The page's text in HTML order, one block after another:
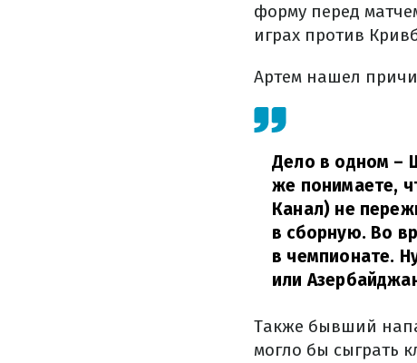
форму перед
играх против
Артем нашел
Дело в одном –
же понимаете,
Канал) не
в сборную. Во
в чемпионате.
или
Также бывший
могло бы сыграть